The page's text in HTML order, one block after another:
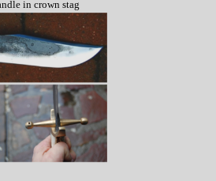
in crown stag